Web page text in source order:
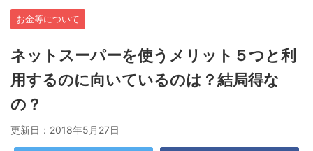
お金等について
ネットスーパーを使うメリット５つと利
用するのに向いているのは？結局得な
の？
更新日： 2018年5月27日